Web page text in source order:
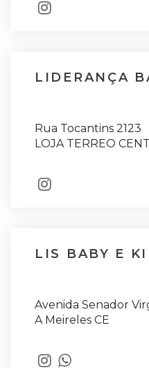
LIDERANÇA
Rua Tocantins 2123
LOJA TERREO
LIS BABY E
Avenida Senador
A Meireles CE